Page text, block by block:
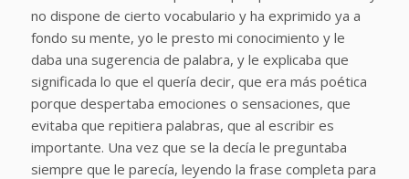
no dispone de cierto vocabulario y ha exprimido ya a
fondo su mente, yo le presto mi conocimiento y le
daba una sugerencia de palabra, y le explicaba que
significada lo que el quería decir, que era más poética
porque despertaba emociones o sensaciones, que
evitaba que repitiera palabras, que al escribir es
importante. Una vez que se la decía le preguntaba
siempre que le parecía, leyendo la frase completa para